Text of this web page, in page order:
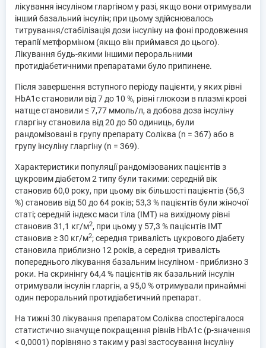
лікування інсуліном гларгіном у разі, якщо вони отримували
інший базальний інсулін; при цьому здійснювалось
титрування/стабілізація дози інсуліну на фоні продовження
терапії метформіном (якщо він приймався до цього).
Лікування будь-якими іншими пероральними
протидіабетичними препаратами було припинене.
Після завершення вступного періоду пацієнти, у яких рівні
HbA1c становили від 7 до 10 %, рівні глюкози в плазмі крові
натще становили ≤ 7,77 ммоль/л, а добова доза інсуліну
гларгіну становила від 20 до 50 одиниць, були
рандомізовані в групу препарату Соліква (n = 367) або в
групу інсуліну гларгіну (n = 369).
Характеристики популяції рандомізованих пацієнтів з
цукровим діабетом 2 типу були такими: середній вік
становив 60,0 року, при цьому вік більшості пацієнтів (56,3
%) становив від 50 до 64 років; 53,3 % пацієнтів були жіночої
статі; середній індекс маси тіла (ІМТ) на вихідному рівні
становив 31,1 кг/м2, при цьому у 57,3 % пацієнтів ІМТ
становив ≥ 30 кг/м2; середня тривалість цукрового діабету
становила приблизно 12 років, а середня тривалість
попереднього лікування базальним інсуліном - приблизно 3
роки. На скринінгу 64,4 % пацієнтів як базальний інсулін
отримували інсулін гларгін, а 95,0 % отримували принаймні
один пероральний протидіабетичний препарат.
На тижні 30 лікування препаратом Соліква спостерігалося
статистично значуще покращення рівнів HbA1c (p-значення
< 0,0001) порівняно з таким у разі застосування інсуліну